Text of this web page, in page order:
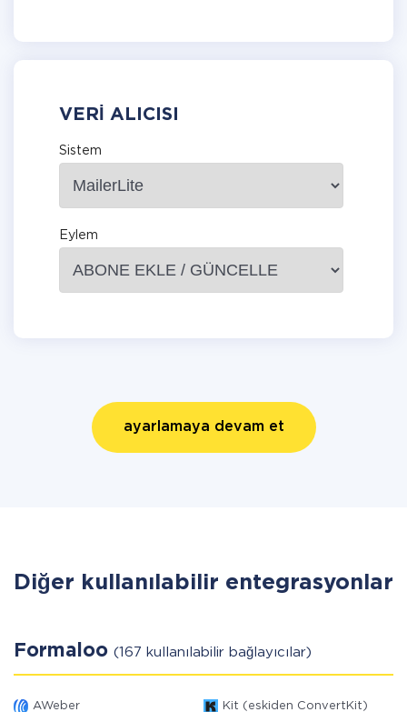
VERI ALICISI
Sistem
Eylem
ayarlamaya devam et
Diğer kullanılabilir entegrasyonlar
Formaloo (167 kullanılabilir bağlayıcılar)
AWeber Kit (eskiden ConvertKit)